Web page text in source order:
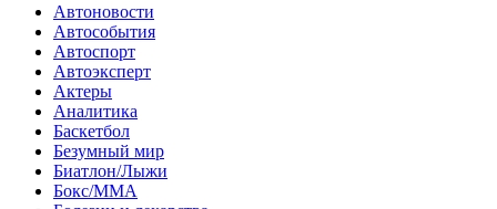
Автоновости
Автособытия
Автоспорт
Автоэксперт
Актеры
Аналитика
Баскетбол
Безумный мир
Биатлон/Лыжи
Бокс/MMA